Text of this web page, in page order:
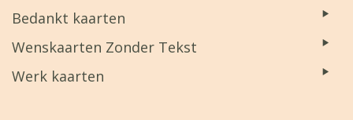
Bedankt kaarten
Wenskaarten Zonder Tekst
Werk kaarten